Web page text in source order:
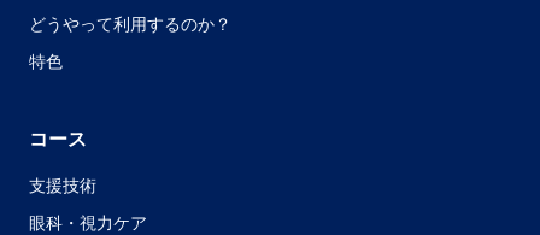
どうやって利用するのか？
特色
コース
支援技術
眼科・視力ケア